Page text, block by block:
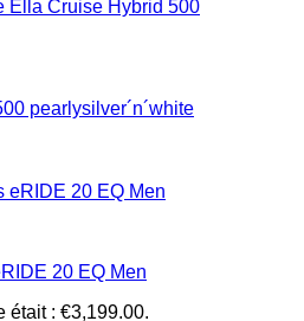
pearlysilver´n´white
20 EQ Men
était : €3,199.00.